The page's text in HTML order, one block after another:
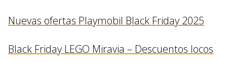
Nuevas ofertas Playmobil Black Friday 2025
Black Friday LEGO Miravia – Descuentos locos